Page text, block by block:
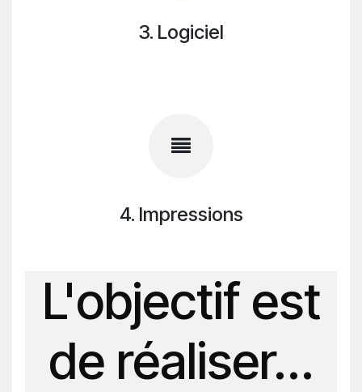
3. Logiciel
4. Impressions
L'objectif est
de réaliser...